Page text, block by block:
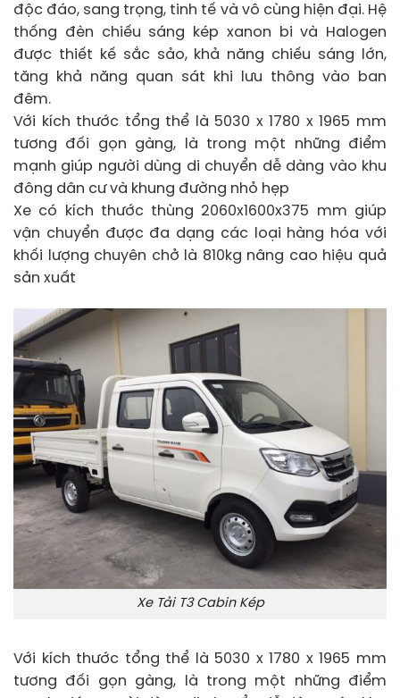
độc đáo, sang trọng, tinh tế và vô cùng hiện đại. Hệ
thống đèn chiếu sáng kép xanon bi và Halogen
được thiết kế sắc sảo, khả năng chiếu sáng lớn,
tăng khả năng quan sát khi lưu thông vào ban
đêm.
Với kích thước tổng thể là 5030 x 1780 x 1965 mm
tương đối gọn gàng, là trong một những điểm
mạnh giúp người dùng di chuyển dễ dàng vào khu
đông dân cư và khung đường nhỏ hẹp
Xe có kích thước thùng 2060x1600x375 mm giúp
vận chuyển được đa dạng các loại hàng hóa với
khối lượng chuyên chở là 810kg nâng cao hiệu quả
sản xuất
Xe Tải T3 Cabin Kép
Với kích thước tổng thể là 5030 x 1780 x 1965 mm
tương đối gọn gàng, là trong một những điểm